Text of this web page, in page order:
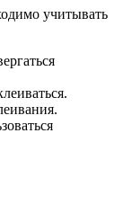
учитывать